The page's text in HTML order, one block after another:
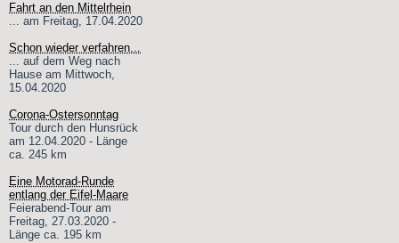
Fahrt an den Mittelrhein
... am Freitag, 17.04.2020
Schon wieder verfahren...
... auf dem Weg nach
Hause am Mittwoch,
15.04.2020
Corona-Ostersonntag
Tour durch den Hunsrück
am 12.04.2020 - Länge
ca. 245 km
Eine Motorad-Runde
entlang der Eifel-Maare
Feierabend-Tour am
Freitag, 27.03.2020 -
Länge ca. 195 km